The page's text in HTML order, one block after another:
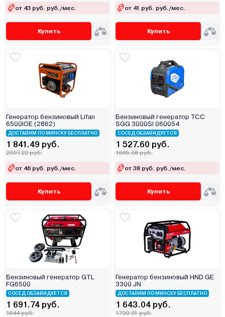
от 43 руб. руб./мес.
Купить
от 41 руб. руб./мес.
Купить
Генератор бензиновый Lifan
6500IOE (2862)
ДОСТАВИМ ПО МИНСКУ БЕСПЛАТНО
1 841.49 руб.
2007.22 руб.
от 46 руб. руб./мес.
Купить
Бензиновый генератор ТСС
SGG 3000SI 060054
СОСЕД ОБЗАВИДУЕТСЯ
1 527.60 руб.
1665.08 руб.
от 38 руб. руб./мес.
Купить
Бензиновый генератор GTL
FG6500
СОСЕД ОБЗАВИДУЕТСЯ
1 691.74 руб.
1844 руб.
Генератор бензиновый HND GE
3300 JN
ДОСТАВИМ ПО МИНСКУ БЕСПЛАТНО
1 643.04 руб.
1790.91 руб.